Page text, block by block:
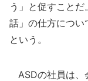
う」と促すこと
話」の仕方につ
という。
ASDの社員は、